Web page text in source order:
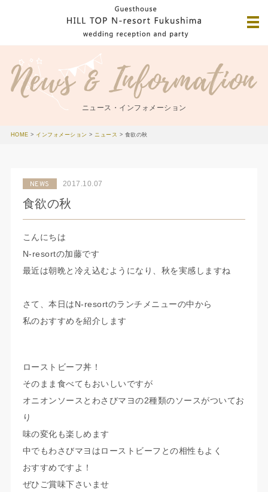
ニュース・インフォメーション
HOME > インフォメーション >ニュース > 食欲の秋
NEWS 2017.10.07
食欲の秋
こんにちは
N-resortの加藤です
最近は朝晩と冷え込むようになり、秋を実感しますね
さて、本日はN-resortのランチメニューの中から
私のおすすめを紹介します
ローストビーフ丼！
そのまま食べてもおいしいですが
オニオンソースとわさびマヨの2種類のソースがついてお
り
味の変化も楽しめます
中でもわさびマヨはローストビーフとの相性もよく
おすすめですよ！
ぜひご賞味下さいませ